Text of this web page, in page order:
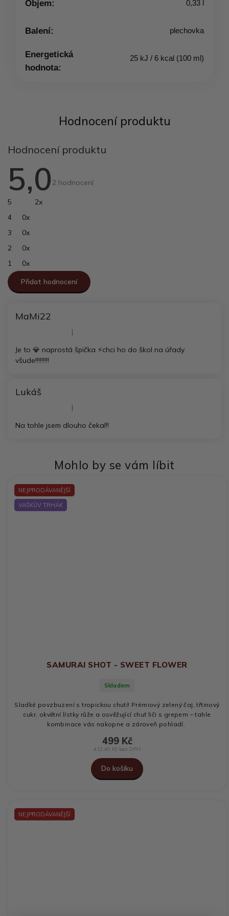
Mohlo by se vám líbit
NEJPRODÁVANĚJŠÍ
VAŠKŮV TRHÁK
SAMURAI SHOT - SWEET FLOWER
Skladem
412,40 Kč bez DPH
499 Kč
Do košíku
Sladké povzbuzení s tropickou chutí! Prémiový zelený čaj, třtinový
cukr, okvětní lístky růže a osvěžující chuť liči s grepem – tahle
kombinace vás nakopne a zároveň pohladí.
NEJPRODÁVANĚJŠÍ
Objem: 0,33 l
Balení: plechovka
Energetická
hodnota:
25 kJ / 6 kcal (100 ml)
Hodnocení produktu
5,0 produktu
2 hodnocení
5
2x
4
0x
3
0x
2
0x
1
0x
Přidat hodnocení
MaMi22
Hodnocení produktu je 5 z 5 hvězdiček.
|
Je to 💎 naprostá špička ⚡chci ho do škol na úřady
všude!!!!!!!!!
Lukáš
Hodnocení produktu je 5 z 5 hvězdiček.
|
Na tohle jsem dlouho čekal!!